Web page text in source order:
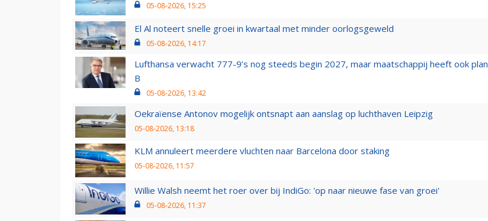
05-08-2026, 15:25
El Al noteert snelle groei in kwartaal met minder oorlogsgeweld
05-08-2026, 14:17
Lufthansa verwacht 777-9’s nog steeds begin 2027, maar maatschappij heeft ook plan
B
05-08-2026, 13:42
Oekraïense Antonov mogelijk ontsnapt aan aanslag op luchthaven Leipzig
05-08-2026, 13:18
KLM annuleert meerdere vluchten naar Barcelona door staking
05-08-2026, 11:57
Willie Walsh neemt het roer over bij IndiGo: 'op naar nieuwe fase van groei'
05-08-2026, 11:37